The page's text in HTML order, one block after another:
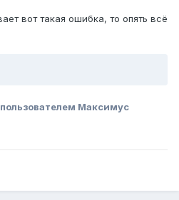
вот такая ошибка, то опять всё
пользователем Максимус